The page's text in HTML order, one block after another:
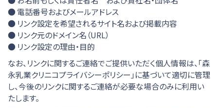
電話番号およびメールアドレス
リンク設定を希望されるサイト名および掲載内容
リンク元のドメイン名（URL）
リンク設定の理由・目的
なお、リンクに関するご連絡でご提供いただく個人情報は、「森
永乳業クリニコプライバシーポリシー」に基づいて適切に管理
し、今後のリンクに関するご連絡が必要な場合のみに利用い
たします。